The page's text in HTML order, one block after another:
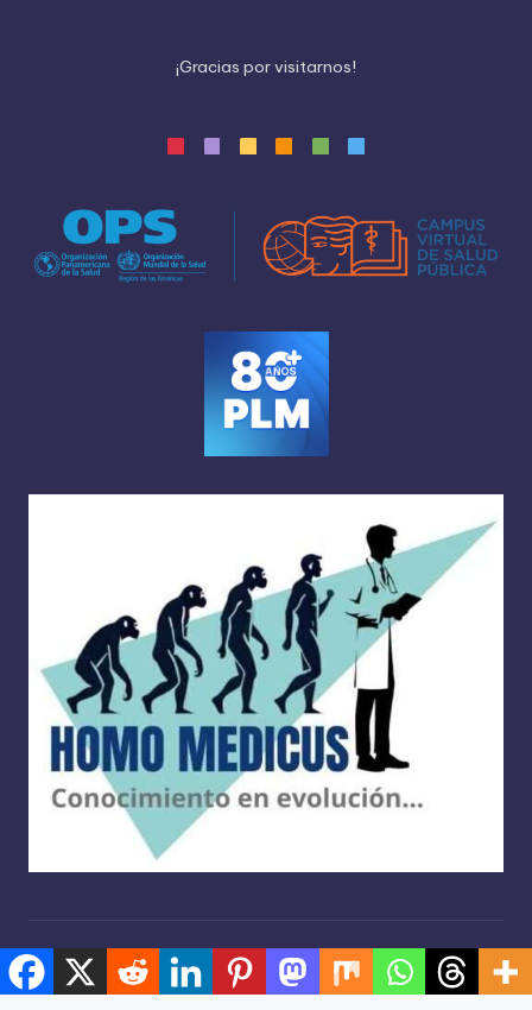
¡Gracias porvisitarnos!
Copyright 2026 — Homo medicus . Derechos reservados.